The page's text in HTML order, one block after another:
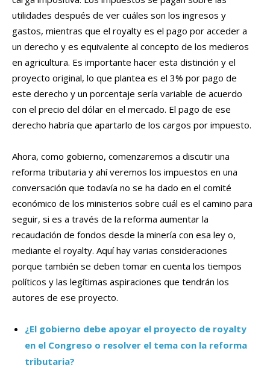
utilidades después de ver cuáles son los ingresos y
gastos, mientras que el royalty es el pago por acceder a
un derecho y es equivalente al concepto de los medieros
en agricultura. Es importante hacer esta distinción y el
proyecto original, lo que plantea es el 3% por pago de
este derecho y un porcentaje sería variable de acuerdo
con el precio del dólar en el mercado. El pago de ese
derecho habría que apartarlo de los cargos por impuesto.
Ahora, como gobierno, comenzaremos a discutir una
reforma tributaria y ahí veremos los impuestos en una
conversación que todavía no se ha dado en el comité
económico de los ministerios sobre cuál es el camino para
seguir, si es a través de la reforma aumentar la
recaudación de fondos desde la minería con esa ley o,
mediante el royalty. Aquí hay varias consideraciones
porque también se deben tomar en cuenta los tiempos
políticos y las legítimas aspiraciones que tendrán los
autores de ese proyecto.
¿El gobierno debe apoyar el proyecto de royalty
en el Congreso o resolver el tema con la reforma
tributaria?